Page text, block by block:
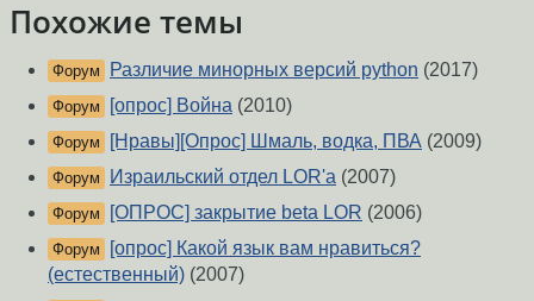
Похожие темы
Форум Различие минорных версий python (2017)
Форум [опрос] Война (2010)
Форум [Нравы][Опрос] Шмаль, водка, ПВА (2009)
Форум Израильский отдел LOR'а (2007)
Форум [ОПРОС] закрытие beta LOR (2006)
Форум
[опрос] Какой язык вам нравиться?
(естественный) (2007)